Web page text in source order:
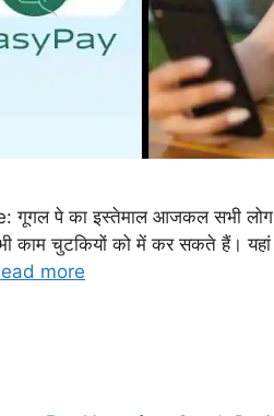
पे का इस्तेमाल आजकल सभी लोग
काम चुटकियों को में कर सकते हैं।
more